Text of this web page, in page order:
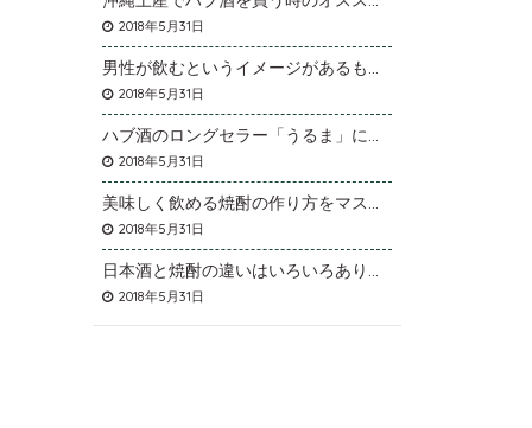
2018年5月31日
男性が飲むというイメージがあるものの女性にも効果が期待できます
2018年5月31日
ハブ酒のロングセラー「うるま」について
2018年5月31日
美味しく飲める焼酎の作り方をマスターしよう
2018年5月31日
日本酒と焼酎の違いはいろいろありますが
2018年5月31日